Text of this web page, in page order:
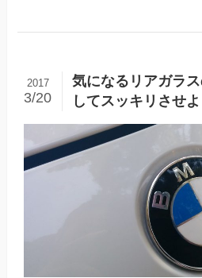
気になるリアガラ
してスッキリさせ
2017
3/20